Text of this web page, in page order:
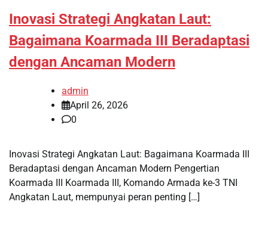
Inovasi Strategi Angkatan Laut:
Bagaimana Koarmada III Beradaptasi
dengan Ancaman Modern
admin
April 26, 2026
0
Inovasi Strategi Angkatan Laut: Bagaimana Koarmada III
Beradaptasi dengan Ancaman Modern Pengertian
Koarmada III Koarmada III, Komando Armada ke-3 TNI
Angkatan Laut, mempunyai peran penting […]